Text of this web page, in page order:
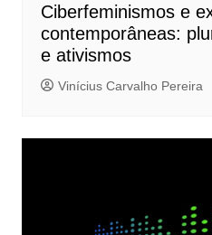
Ciberfeminismos e
contemporâneas:
e ativismos
Vinícius Carvalho Pereira